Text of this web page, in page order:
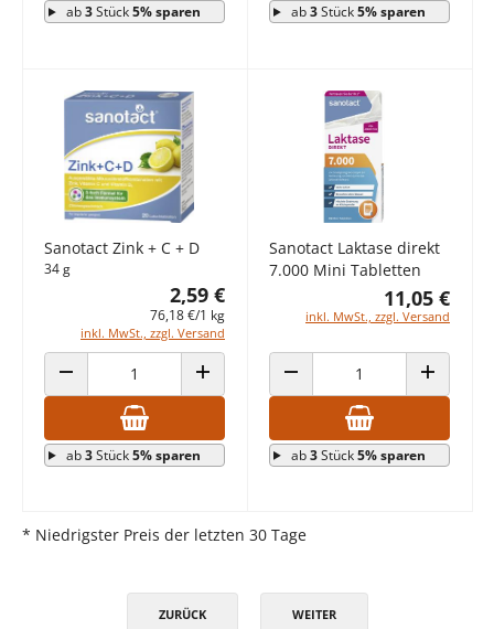
ab3Stück5% sparen ab3Stück5% sparen
Sanotact Zink + C + D
34 g
2,59 €
76,18 €/1 kg
inkl. MwSt., zzgl. Versand
ANZAHL VERRINGERN ANZAHL ERHÖHEN
ab3Stück5% sparen
Sanotact Laktase direkt
7.000 Mini Tabletten
11,05 €
inkl. MwSt., zzgl. Versand
ANZAHL VERRINGERN ANZAHL
ab3Stück5% sparen
* Niedrigster Preis der letzten 30 Tage
ZURÜCK WEITER